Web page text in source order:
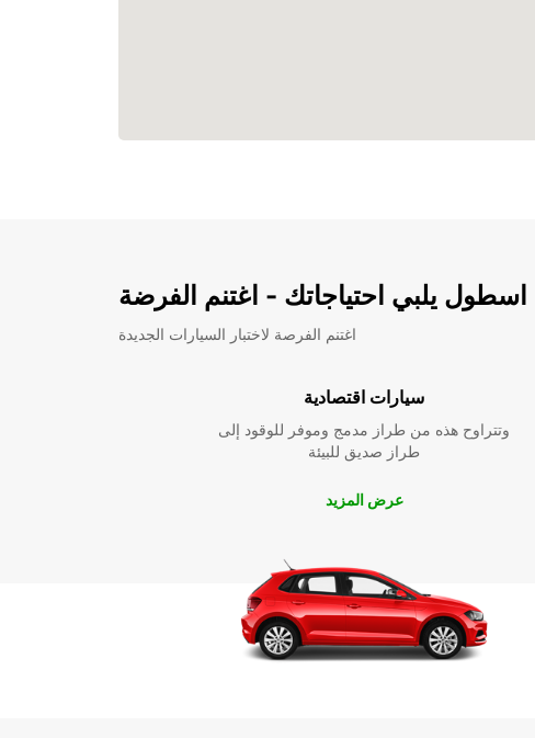
اسطول يلبي احتياجاتك - اغتنم الفرضة
اغتنم الفرصة لاختبار السيارات الجديدة
سيارات اقتصادية
وتتراوح هذه من طراز مدمج وموفر للوقود إلى
طراز صديق للبيئة
عرض المزيد